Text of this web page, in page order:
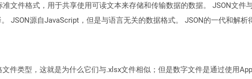
文件格式，用于共享使用可读文本来存储和传输数据的数据。 JSON文件
JSON源自JavaScript，但是与语言无关的数据格式。 JSON的一代和解
件类型，这就是为什么它们与.xlsx文件相似；但是数字文件是通过使用